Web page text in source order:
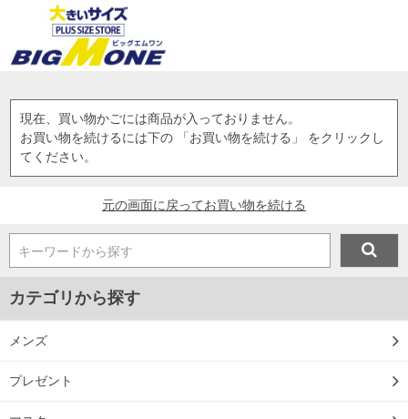
現在、買い物かごには商品が入っておりません。
お買い物を続けるには下の 「お買い物を続ける」 をクリックし
てください。
元の画面に戻ってお買い物を続ける
キーワードから探す
カテゴリから探す
メンズ
プレゼント